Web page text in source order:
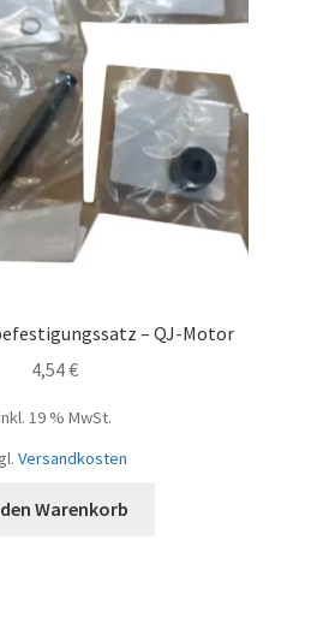
– QJ-Motor
4,54€
19 % MwSt.
Versandkosten
Warenkorb